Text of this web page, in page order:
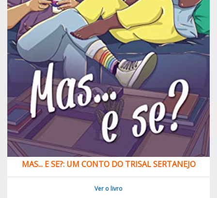
MAS... E SE?: UM CONTO DO TRISAL SERTANEJO
Ver o livro